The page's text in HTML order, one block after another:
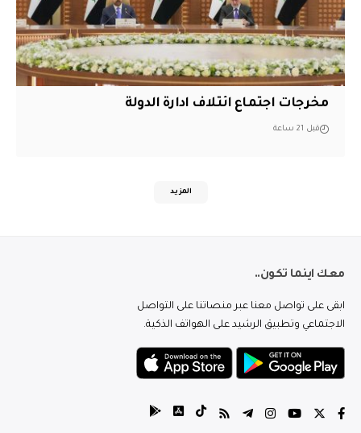
مخرجات اجتماع ائتلاف ادارة الدولة
قبل 21 ساعة
المزيد
معك اينما تكون..
ابقى على تواصل معنا عبر منصاتنا على التواصل
الاجتماعي وتطبيق الرشيد على الهواتف الذكية.